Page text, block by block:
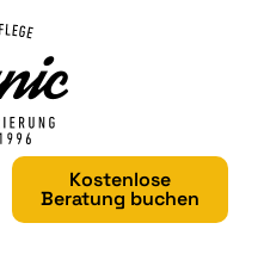
Kostenlose
Beratung buchen